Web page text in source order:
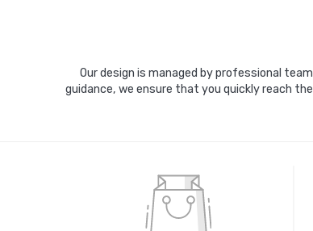
Our design is managed by professional
guidance, we ensure that you quickly reach